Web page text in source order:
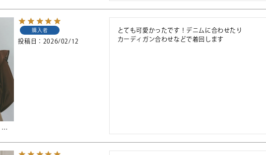
ピンタックデザインフリルブラウス
購入者
投稿日 2026/02/12
とても可愛かったです！デニムに合わせたり
カーディガン合わせなどで着回します